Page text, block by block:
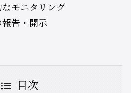
モニタリング
告・開示
目次